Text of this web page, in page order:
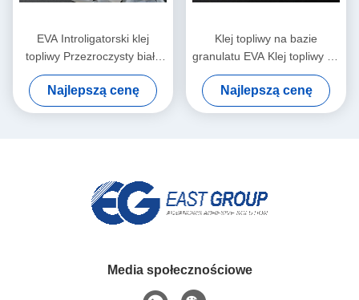
EVA Introligatorski klej
topliwy Przezroczysty biały
granulat granulki
Najlepszą cenę
Klej topliwy na bazie
granulatu EVA Klej topliwy na
bazie EVA do introligatorstwa
Najlepszą cenę
Media społecznościowe